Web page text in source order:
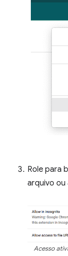
Role para
arquivo ou
Acesso